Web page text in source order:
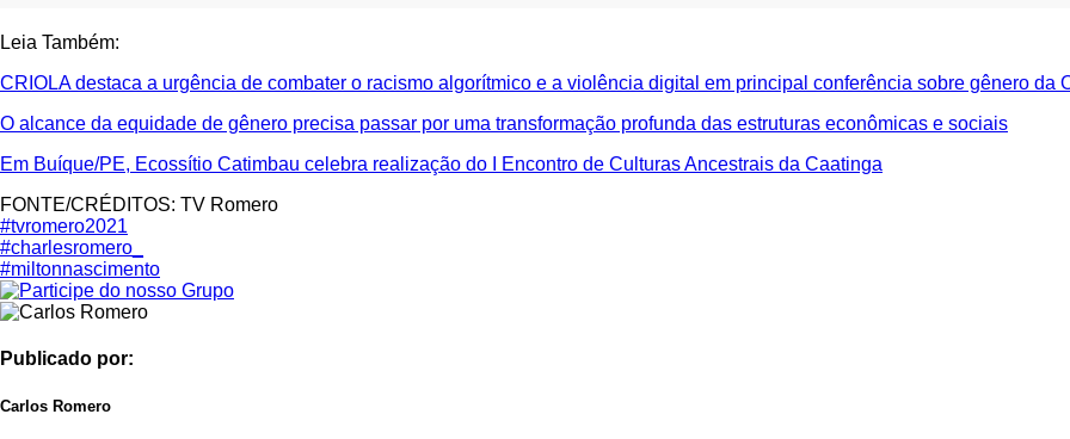
Leia Também:
CRIOLA destaca a urgência de combater o racismo algorítmico e a violência digital em principal conferência sobre gênero da
O alcance da equidade de gênero precisa passar por uma transformação profunda das estruturas econômicas e sociais
Em Buíque/PE, Ecossítio Catimbau celebra realização do I Encontro de Culturas Ancestrais da Caatinga
FONTE/CRÉDITOS: TV Romero
#tvromero2021
#charlesromero_
#miltonnascimento
Publicado por:
Carlos Romero